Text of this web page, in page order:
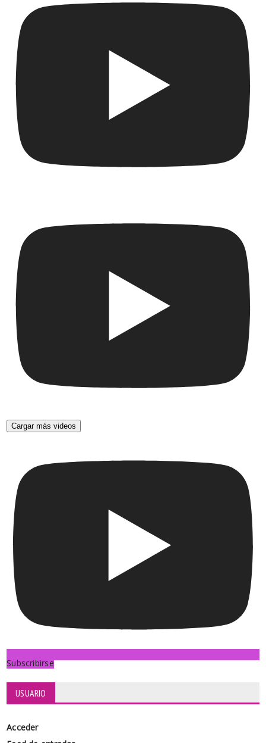
Cargar más videos
Subscribirse
USUARIO
Acceder